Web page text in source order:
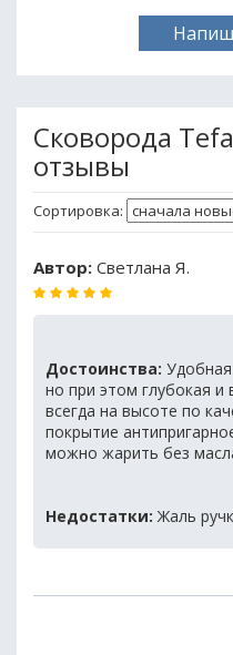
Сковорода
отзывы
Сортировка:
Автор: Светлана Я.
Достоинства:
но при этом глубокая и
всегда на высоте по
покрытие
можно жарить без
Недостатки: Жаль